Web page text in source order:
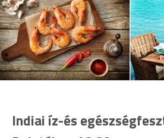
Indiai íz-és